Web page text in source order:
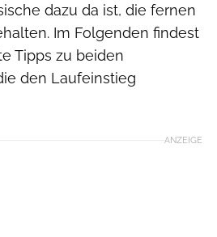
dazu da ist, die fernen
Im Folgenden findest
Tipps zu beiden
den Laufeinstieg
ANZEIGE